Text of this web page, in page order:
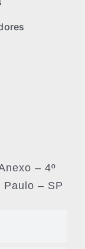
– 4º
Paulo – SP